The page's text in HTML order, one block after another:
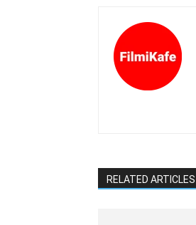
RELATED ARTICLES